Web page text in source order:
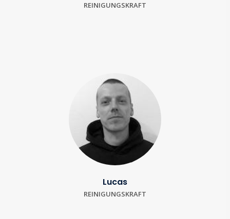
REINIGUNGSKRAFT
Lucas
REINIGUNGSKRAFT